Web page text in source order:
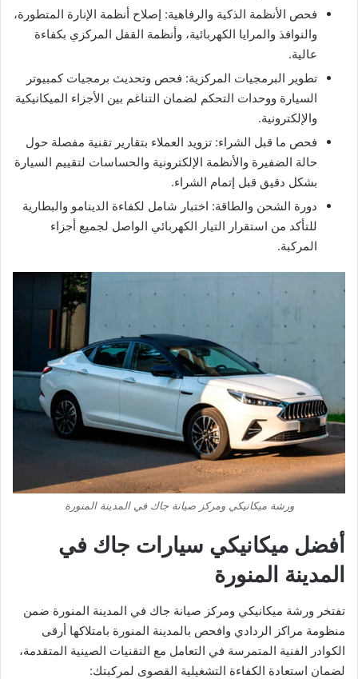
​فحص الأنظمة الذكية والرفاهية: إصلاح أنظمة الإنارة المتطورة،
والنوافذ والمرايا الكهربائية، وأنظمة القفل المركزي بكفاءة
عالية.
​تطوير البرمجيات المركزية: فحص وتحديث برمجيات كمبيوتر
السيارة ووحدات التحكم لضمان التناغم بين الأجزاء الميكانيكية
والإلكترونية.
​فحص ما قبل الشراء: تزويد العملاء بتقارير تقنية مفصلة حول
حالة الضفيرة والأنظمة الإلكترونية والحساسات لتقييم السيارة
بشكل دقيق قبل إتمام الشراء.
​دورة الشحن والطاقة: اختبار شامل لكفاءة الدينامو والبطارية
للتأكد من استقرار التيار الكهربائي الواصل لجميع أجزاء
المركبة.
ورشة ميكانيكي ومركز صيانة جاك في المدينة المنورة
​أفضل ميكانيكي سيارات جاك في
المدينة المنورة
​تفتخر ورشة ميكانيكي ومركز صيانة جاك في المدينة المنورة ضمن
منظومة مراكز الردادي وافحص بالمدينة المنورة بامتلاكها أرقى
الكوادر الفنية المتمرسة في التعامل مع التقنيات الصينية المتقدمة،
لضمان استعادة الكفاءة التشغيلية القصوى لمركبتك: